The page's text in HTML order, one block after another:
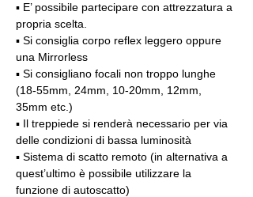
▪️ E’ possibile partecipare con attrezzatura a
propria scelta.
▪️ Si consiglia corpo reflex leggero oppure
una Mirrorless
▪️ Si consigliano focali non troppo lunghe
(18-55mm, 24mm, 10-20mm, 12mm,
35mm etc.)
▪️ Il treppiede si renderà necessario per via
delle condizioni di bassa luminosità
▪️ Sistema di scatto remoto (in alternativa a
quest’ultimo è possibile utilizzare la
funzione di autoscatto)